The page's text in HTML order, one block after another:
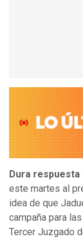
Dura respuesta
este martes al
idea de que
campaña para
Tercer Juzgado